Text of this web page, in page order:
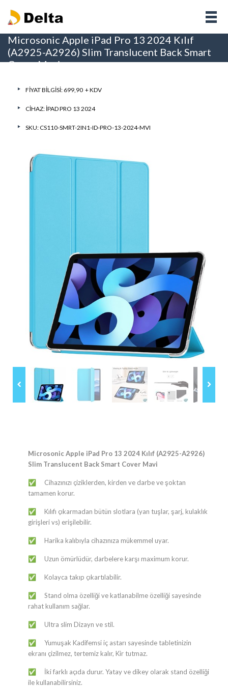
Microsonic Apple iPad Pro 13 2024 Kılıf
(A2925-A2926) Slim Translucent Back Smart
Cover Mavi
FIYAT BILGISI: 699,90 + KDV
CIHAZ: IPAD PRO 13 2024
SKU: CS110-SMRT-2IN1-ID-PRO-13-2024-MVI
Microsonic Apple iPad Pro 13 2024 Kılıf (A2925-A2926)
Slim Translucent Back Smart Cover Mavi
✅ ​​​​​​​​​​​​​​​​​​​​​​​​​​​​​​​​​​​​​Cihazınızı çiziklerden, kirden ve darbe ve şoktan
tamamen korur.
✅ ​​​​​​​​​​​​​​​​​​​​​​​​​​​​​​​​​​​​​Kılıfı çıkarmadan bütün slotlara (yan tuşlar, şarj, kulaklık
girişleri vs) erişilebilir.
✅ ​​​​​​​​​​​​​​​​​​​​​​​​​​​​​​​​​​​​​Harika kalıbıyla cihazınıza mükemmel uyar.
✅ ​​​​​​​​​​​​​​​​​​​​​​​​​​​​​​​​​​​​​Uzun ömürlüdür, darbelere karşı maximum korur.
✅ ​​​​​​​​​​​​​​​​​​​​​​​​​​​​​​​​​​​​​Kolayca takıp çıkartılabilir.
✅ ​​​​​​​​​​​​​​​​​​​​​​​​​​​​​​​​​​​​​Stand olma özelliği ve katlanabilme özelliği sayesinde
rahat kullanım sağlar.
✅ ​​​​​​​​​​​​​​​​​​​​​​​​​​​​​​​​​​​​​Ultra slim Dizayn ve stil.
✅ ​​​​​​​​​​​​​​​​​​​​​​​​​​​​​​​​​​​​​Yumuşak Kadifemsi iç astarı sayesinde tabletinizin
ekranı çizilmez, tertemiz kalır, Kir tutmaz.
✅ ​​​​​​​​​​​​​​​​​​​​​​​​​​​​​​​​​​​​​İki farklı açıda durur. Yatay ve dikey olarak stand özelliği
ile kullanabilirsiniz.